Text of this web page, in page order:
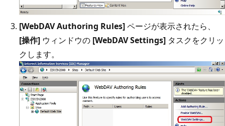
[WebDAV Authoring Rules]ページが表示されたら、
[操作] ウィンドウの [WebDAV Settings] タスクをクリッ
クします。